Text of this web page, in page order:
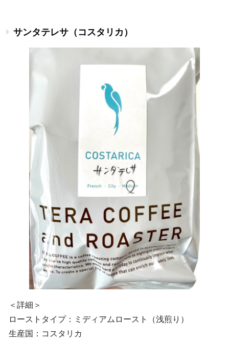
サンタテレサ（コスタリカ）
＜詳細＞
ローストタイプ：ミディアムロースト（浅煎り）
生産国：コスタリカ